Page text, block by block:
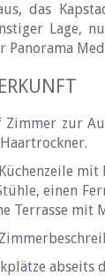
das
Lage,
Panorama
zur
mit
einen
Terrasse mit
abseits